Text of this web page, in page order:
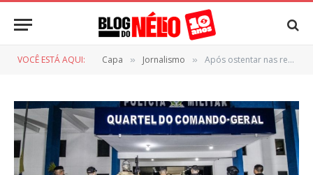
VOCÊ ESTÁ AQUI: Capa » Jornalismo » Após ostentar nas redes sociais, integrantes do PCC são alvos de operação em MS e RO